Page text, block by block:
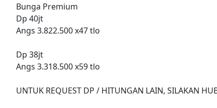
Bunga Premium
Dp 40jt
Angs 3.822.500 x47 tlo
Dp 38jt
Angs 3.318.500 x59 tlo
UNTUK REQUEST DP / HITUNGAN LAIN, SILAKAN